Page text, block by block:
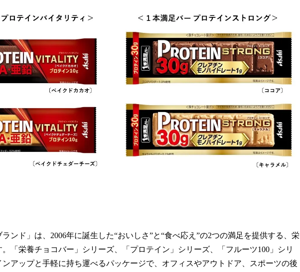
ンド」は、2006年に誕生した“おいしさ”と“食べ応え”の2つの満足を提供する、栄
「栄養チョコバー」シリーズ、「プロテイン」シリーズ、「フルーツ100」シリ
アップと手軽に持ち運べるパッケージで、オフィスやアウトドア、スポーツの後